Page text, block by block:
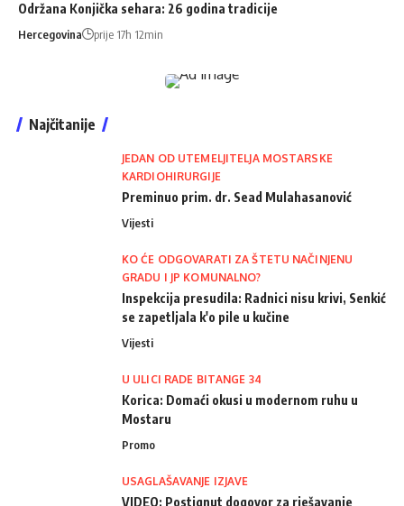
Održana Konjička sehara: 26 godina tradicije
Hercegovina prije 17h 12min
Najčitanije
JEDAN OD UTEMELJITELJA MOSTARSKE
KARDIOHIRURGIJE
Preminuo prim. dr. Sead Mulahasanović
Vijesti
KO ĆE ODGOVARATI ZA ŠTETU NAČINJENU
GRADU I JP KOMUNALNO?
Inspekcija presudila: Radnici nisu krivi, Senkić
se zapetljala k'o pile u kučine
Vijesti
U ULICI RADE BITANGE 34
Korica: Domaći okusi u modernom ruhu u
Mostaru
Promo
USAGLAŠAVANJE IZJAVE
VIDEO: Postignut dogovor za rješavanje